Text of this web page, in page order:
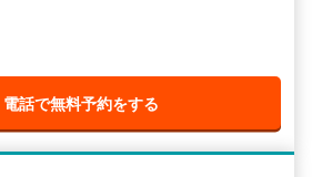
電話で無料予約をする